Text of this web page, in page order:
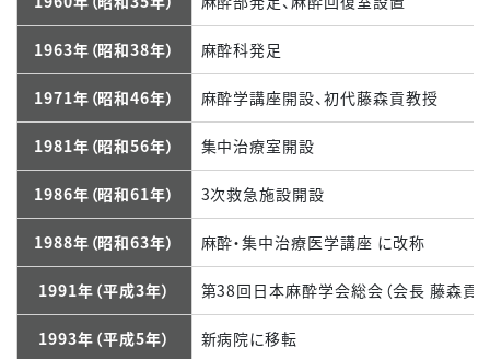
1963年（昭和38年） 麻酔科発足
1971年（昭和46年） 麻酔学講座開設、初代藤森貢教授
1981年（昭和56年） 集中治療室開設
1986年（昭和61年） 3次救急施設開設
1988年（昭和63年） 麻酔・集中治療医学講座 に改称
1991年（平成3年） 第38回日本麻酔学会総会（会長 藤森貢）
1993年（平成5年） 新病院に移転